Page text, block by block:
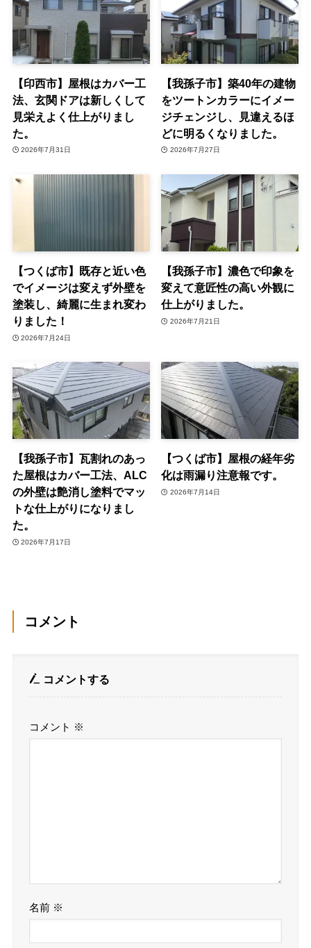
【印西市】屋根はカバー工
法、玄関ドアは新しくして
見栄えよく仕上がりまし
た。
2026年7月31日
【我孫子市】築40年の建物
をツートンカラーにイメー
ジチェンジし、見違えるほ
どに明るくなりました。
2026年7月27日
【つくば市】既存と近い色
でイメージは変えず外壁を
塗装し、綺麗に生まれ変わ
りました！
2026年7月24日
【我孫子市】濃色で印象を
変えて意匠性の高い外観に
仕上がりました。
2026年7月21日
【我孫子市】瓦割れのあっ
た屋根はカバー工法、ALC
の外壁は艶消し塗料でマッ
トな仕上がりになりまし
た。
2026年7月17日
【つくば市】屋根の経年劣
化は雨漏り注意報です。
2026年7月14日
コメント
コメントする
コメント ※
名前 ※